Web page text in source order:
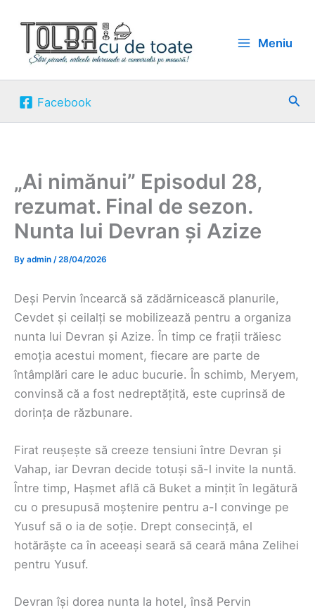
content
Meniu
Facebook
„Ai nimănui” Episodul 28,
rezumat. Final de sezon.
Nunta lui Devran și Azize
By admin /28/04/2026
Deși Pervin încearcă să zădărnicească planurile,
Cevdet și ceilalți se mobilizează pentru a organiza
nunta lui Devran și Azize. În timp ce frații trăiesc
emoția acestui moment, fiecare are parte de
întâmplări care le aduc bucurie. În schimb, Meryem,
convinsă că a fost nedreptățită, este cuprinsă de
dorința de răzbunare.
Firat reușește să creeze tensiuni între Devran și
Vahap, iar Devran decide totuși să-l invite la nuntă.
Între timp, Hașmet află că Buket a mințit în legătură
cu o presupusă moștenire pentru a-l convinge pe
Yusuf să o ia de soție. Drept consecință, el
hotărăște ca în aceeași seară să ceară mâna Zelihei
pentru Yusuf.
Devran își dorea nunta la hotel, însă Pervin